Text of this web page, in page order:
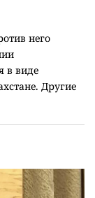
него
в виде
Другие